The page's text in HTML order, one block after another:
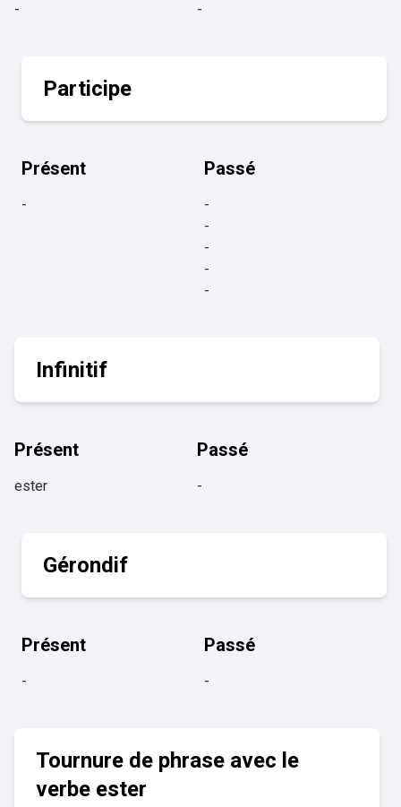
-
-
Participe
Présent
-
Passé
-
-
-
-
-
Infinitif
Présent
ester
Passé
-
Gérondif
Présent
-
Passé
-
Tournure de phrase avec le
verbe ester